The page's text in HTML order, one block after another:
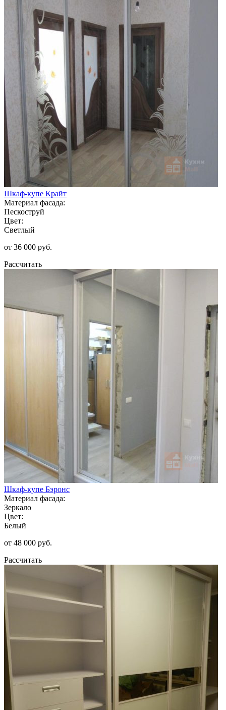
Шкаф-купе Крайт
Материал фасада:
Пескоструй
Цвет:
Светлый
от 36 000 руб.
Рассчитать
Шкаф-купе Бэронс
Материал фасада:
Зеркало
Цвет:
Белый
от 48 000 руб.
Рассчитать